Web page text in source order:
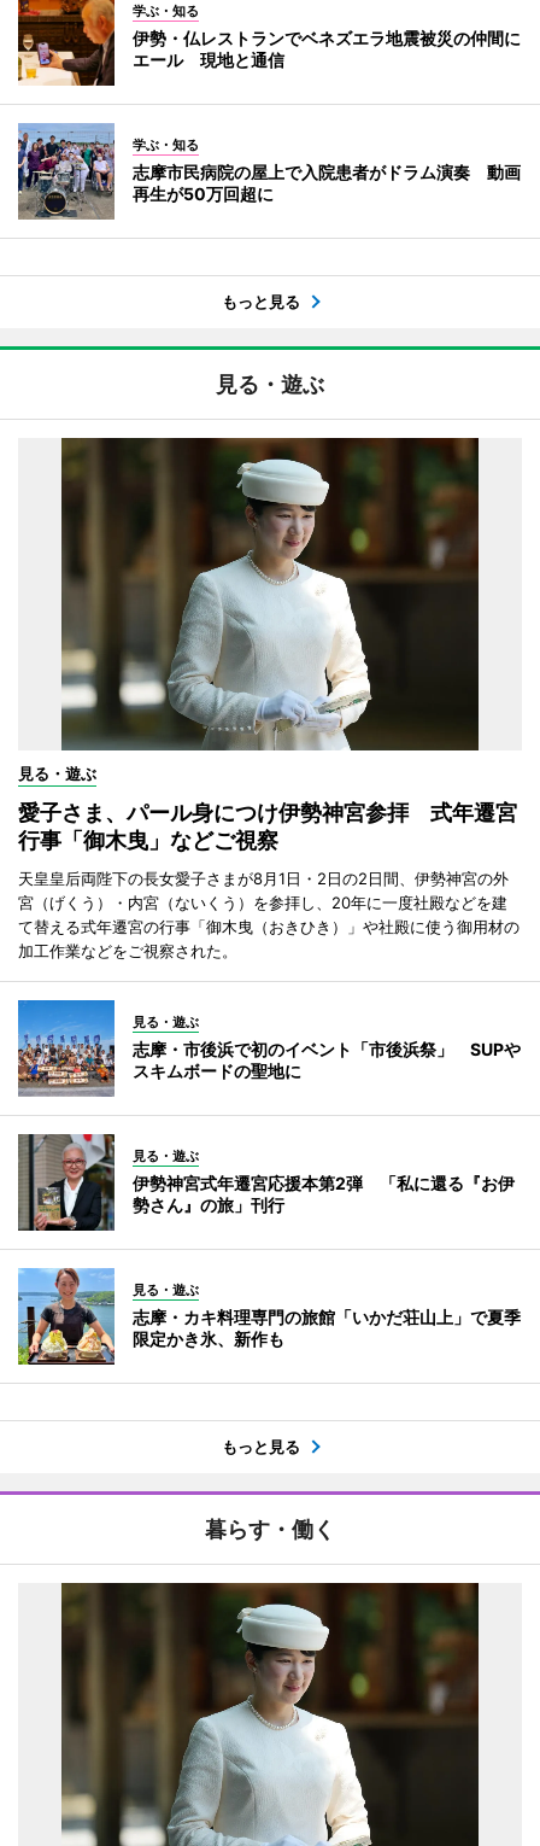
学ぶ・知る
伊勢・仏レストランでベネズエラ地震被災の仲間に
エール 現地と通信
学ぶ・知る
志摩市民病院の屋上で入院患者がドラム演奏 動画
再生が50万回超に
もっと見る
見る・遊ぶ
見る・遊ぶ
愛子さま、パール身につけ伊勢神宮参拝 式年遷宮
行事「御木曳」などご視察
天皇皇后両陛下の長女愛子さまが8月1日・2日の2日間、伊勢神宮の外
宮（げくう）・内宮（ないくう）を参拝し、20年に一度社殿などを建
て替える式年遷宮の行事「御木曳（おきひき）」や社殿に使う御用材の
加工作業などをご視察された。
見る・遊ぶ
志摩・市後浜で初のイベント「市後浜祭」 SUPや
スキムボードの聖地に
見る・遊ぶ
伊勢神宮式年遷宮応援本第2弾 「私に還る『お伊
勢さん』の旅」刊行
見る・遊ぶ
志摩・カキ料理専門の旅館「いかだ荘山上」で夏季
限定かき氷、新作も
もっと見る
暮らす・働く